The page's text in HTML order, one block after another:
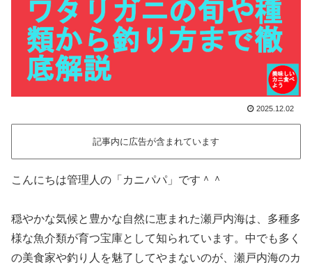
2025.12.02
記事内に広告が含まれています
こんにちは管理人の「カニパパ」です＾＾
穏やかな気候と豊かな自然に恵まれた瀬戸内海は、多種多
様な魚介類が育つ宝庫として知られています。中でも多く
の美食家や釣り人を魅了してやまないのが、瀬戸内海のカ